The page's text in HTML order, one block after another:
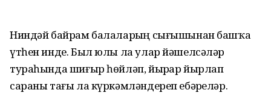
Ниндәй байрам балаларҙың сығышынан башҡа
үтһен инде. Был юлы ла улар йәшелсәләр
тураһында шиғыр һөйләп, йырҙар йырлап
сараны тағы ла күркәмләндереп ебәрҙеләр.